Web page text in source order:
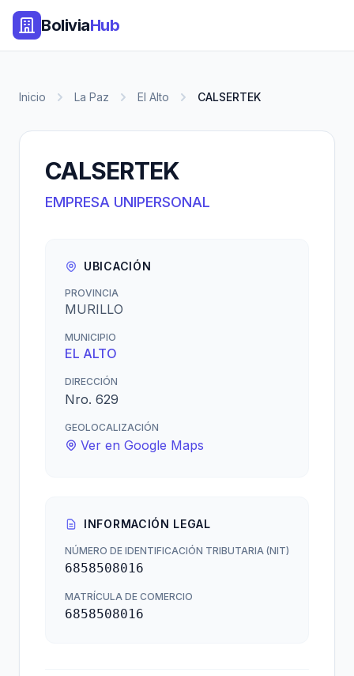
BoliviaHub
Inicio La Paz El Alto CALSERTEK
CALSERTEK
EMPRESA UNIPERSONAL
UBICACIÓN
PROVINCIA
MURILLO
MUNICIPIO
EL ALTO
DIRECCIÓN
Nro. 629
GEOLOCALIZACIÓN
Ver en Google Maps
INFORMACIÓN LEGAL
NÚMERO DE IDENTIFICACIÓN TRIBUTARIA (NIT)
6858508016
MATRÍCULA DE COMERCIO
6858508016